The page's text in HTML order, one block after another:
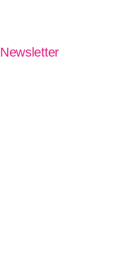
Newsletter